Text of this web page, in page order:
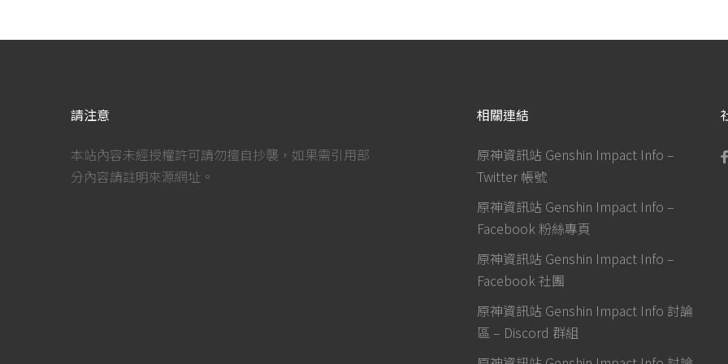
請注意
本站內容未經授權許可請勿擅自抄襲，如果需引用部
分內容請註明來源網址。
相關連結
原神資訊站 Genshin Impact Info –
Twitter 帳號
原神資訊站 Genshin Impact Info –
Facebook 粉絲專頁
原神資訊站 Genshin Impact Info –
Facebook 社團
原神資訊站 Genshin Impact Info 討論
區 – Discord 群組